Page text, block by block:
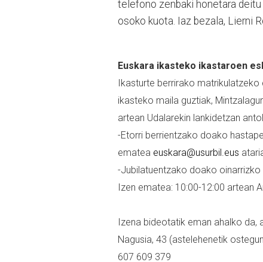
telefono zenbaki honetara
osoko kuota. Iaz bezala, Lierni
Euskara ikasteko ikastaroen
Ikasturte berrirako matrikulatzeko
ikasteko maila guztiak,
artean Udalarekin lankidetzan
-Etorri berrientzako doako
ematea euskara@usurbil.eus
-Jubilatuentzako doako oinarrizko
Izen ematea: 10:00-12:00 artean
Izena bideotatik eman ahalko da,
Nagusia, 43 (astelehenetik
607 609 379